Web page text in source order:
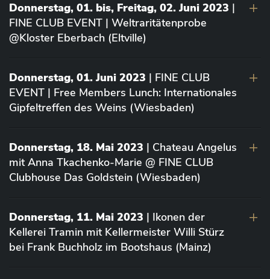
Donnerstag, 01. bis, Freitag, 02. Juni 2023 |
FINE CLUB EVENT | Weltraritätenprobe
@Kloster Eberbach (Eltville)
Donnerstag, 01. Juni 2023 | FINE CLUB
EVENT | Free Members Lunch: Internationales
Gipfeltreffen des Weins (Wiesbaden)
Donnerstag, 18. Mai 2023 | Chateau Angelus
mit Anna Tkachenko-Marie @ FINE CLUB
Clubhouse Das Goldstein (Wiesbaden)
Donnerstag, 11. Mai 2023 | Ikonen der
Kellerei Tramin mit Kellermeister Willi Stürz
bei Frank Buchholz im Bootshaus (Mainz)